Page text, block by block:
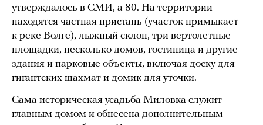
утверждалось в СМИ, а 80. На территории
находятся частная пристань (участок примыкает
к реке Волге), лыжный склон, три вертолетные
площадки, несколько домов, гостиница и другие
здания и парковые объекты, включая доску для
гигантских шахмат и домик для уточки.
Сама историческая усадьба Миловка служит
главным домом и обнесена дополнительным